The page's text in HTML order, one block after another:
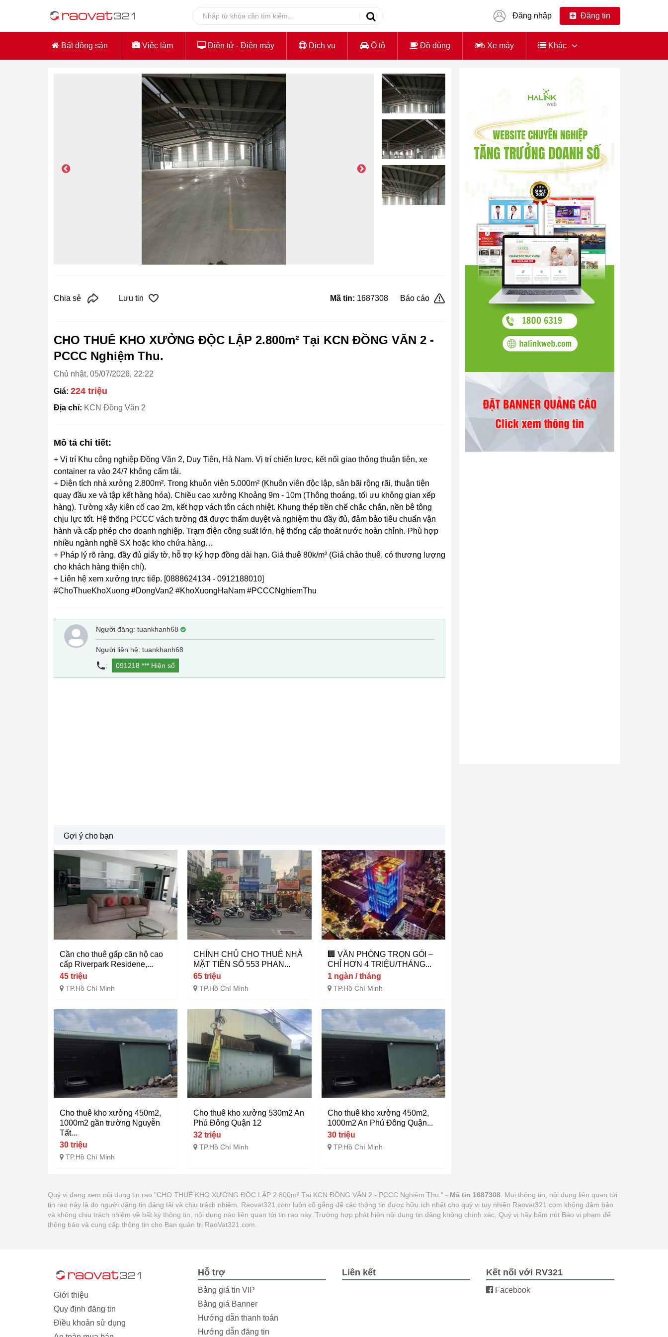
Đăng nhập Đăng tin
Bất động sản Việc làm Điện tử - Điện máy Dịch vụ Ô tô Đồ dùng Xe máy Khác
Chia sẻ Lưu tin Mã tin: 1687308 Báo cáo
CHO THUÊ KHO XƯỞNG ĐỘC LẬP 2.800m² Tại KCN ĐỒNG VĂN 2 -
PCCC Nghiệm Thu.
Chủ nhật, 05/07/2026, 22:22
Giá: 224 triệu
Địa chỉ: KCN Đồng Văn 2
Mô tả chi tiết:
+ Vị trí Khu công nghiệp Đồng Văn 2, Duy Tiên, Hà Nam. Vị trí chiến lược, kết nối giao thông thuận tiện, xe
container ra vào 24/7 không cấm tải.
+ Diện tích nhà xưởng 2.800m². Trong khuôn viên 5.000m² (Khuôn viên độc lập, sân bãi rộng rãi, thuận tiện
quay đầu xe và tập kết hàng hóa). Chiều cao xưởng Khoảng 9m - 10m (Thông thoáng, tối ưu không gian xếp
hàng). Tường xây kiên cố cao 2m, kết hợp vách tôn cách nhiệt. Khung thép tiền chế chắc chắn, nền bê tông
chịu lực tốt. Hệ thống PCCC vách tường đã được thẩm duyệt và nghiệm thu đầy đủ, đảm bảo tiêu chuẩn vận
hành và cấp phép cho doanh nghiệp. Trạm điện công suất lớn, hệ thống cấp thoát nước hoàn chỉnh. Phù hợp
nhiều ngành nghề SX hoặc kho chứa hàng…
+ Pháp lý rõ ràng, đầy đủ giấy tờ, hỗ trợ ký hợp đồng dài hạn. Giá thuê 80k/m² (Giá chào thuê, có thương lượng
cho khách hàng thiện chí).
+ Liên hệ xem xưởng trực tiếp. [0888624134 - 0912188010]
#ChoThueKhoXuong #DongVan2 #KhoXuongHaNam #PCCCNghiemThu
Người đăng: tuankhanh68
Người liên hệ: tuankhanh68
:
091218 *** Hiện số
Gợi ý cho bạn
Cần cho thuê gấp căn hộ cao
cấp Riverpark Residene,...
45 triệu
TP.Hồ Chí Minh
CHÍNH CHỦ CHO THUÊ NHÀ
MẶT TIỀN SỐ 553 PHAN...
65 triệu
TP.Hồ Chí Minh
🏢 VĂN PHÒNG TRỌN GÓI –
CHỈ HƠN 4 TRIỆU/THÁNG...
1 ngàn / tháng
TP.Hồ Chí Minh
Cho thuê kho xưởng 450m2,
1000m2 gần trường Nguyễn
Tất...
30 triệu
TP.Hồ Chí Minh
Cho thuê kho xưởng 530m2 An
Phú Đông Quận 12
32 triệu
TP.Hồ Chí Minh
Cho thuê kho xưởng 450m2,
1000m2 An Phú Đông Quận...
30 triệu
TP.Hồ Chí Minh
Quý vị đang xem nội dung tin rao "CHO THUÊ KHO XƯỞNG ĐỘC LẬP 2.800m² Tại KCN ĐỒNG VĂN 2 - PCCC Nghiệm Thu." - Mã tin 1687308 . Mọi thông tin, nội dung liên quan tới
tin rao này là do người đăng tin đăng tải và chịu trách nhiệm. Raovat321.com luôn cố gắng để các thông tin được hữu ích nhất cho quý vị tuy nhiên Raovat321.com không đảm bảo
và không chịu trách nhiệm về bất kỳ thông tin, nội dung nào liên quan tới tin rao này. Trường hợp phát hiện nội dung tin đăng không chính xác, Quý vị hãy bấm nút Báo vi phạm để
thông báo và cung cấp thông tin cho Ban quản trị RaoVat321.com.
Giới thiệu
Quy định đăng tin
Điều khoản sử dụng
Hỗ trợ
Bảng giá tin VIP
Bảng giá Banner
Hướng dẫn thanh toán
Hướng dẫn đăng tin
Liên kết Kết nối với RV321
Facebook